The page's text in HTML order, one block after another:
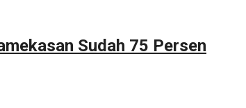
Sudah 75 Persen